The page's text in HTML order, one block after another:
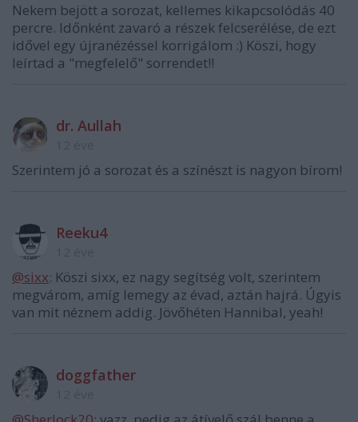
Nekem bejött a sorozat, kellemes kikapcsolódás 40
percre. Időnként zavaró a részek felcserélése, de ezt
idővel egy újranézéssel korrigálom :) Köszi, hogy
leírtad a "megfelelő" sorrendet!!
dr. Aullah
Szerintem jó a sorozat és a színészt is nagyon bírom!
Reeku4
@sixx: Köszi sixx, ez nagy segítség volt, szerintem
megvárom, amíg lemegy az évad, aztán hajrá. Úgyis
van mit néznem addig. Jövőhéten Hannibal, yeah!
doggfather